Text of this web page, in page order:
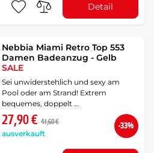
Detail
Nebbia Miami Retro Top 553
Damen Badeanzug - Gelb
SALE
Sei unwiderstehlich und sexy am
Pool oder am Strand! Extrem
bequemes, doppelt …
27,90 € 41,60 €
ausverkauft
-33%